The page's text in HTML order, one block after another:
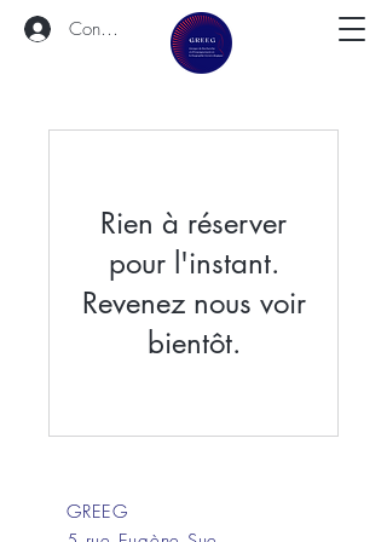
Connexion
Rien à réserver
pour l'instant.
Revenez nous voir
bientôt.
GREEG